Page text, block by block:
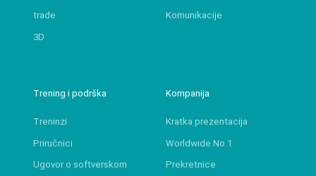
trade
3D
Komunikacije
Trening i podrška
Treninzi
Priručnici
Ugovor o softverskom
Kompanija
Kratka prezentacija
Worldwide No.1
Prekretnice